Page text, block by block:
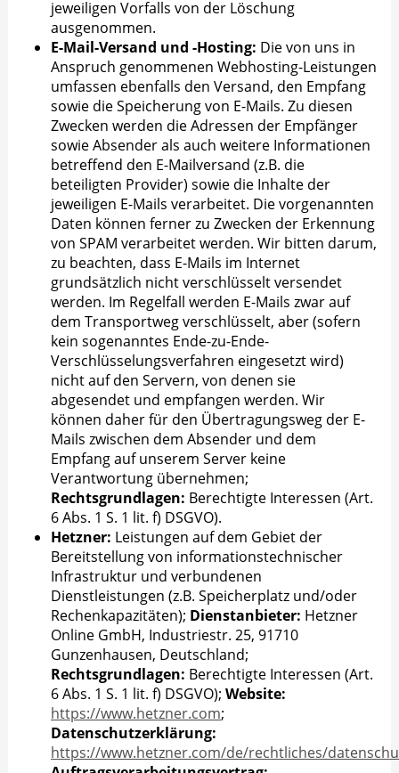
jeweiligen Vorfalls von der Löschung
ausgenommen.
E-Mail-Versand und -Hosting: Die von uns in
Anspruch genommenen Webhosting-Leistungen
umfassen ebenfalls den Versand, den Empfang
sowie die Speicherung von E-Mails. Zu diesen
Zwecken werden die Adressen der Empfänger
sowie Absender als auch weitere Informationen
betreffend den E-Mailversand (z.B. die
beteiligten Provider) sowie die Inhalte der
jeweiligen E-Mails verarbeitet. Die vorgenannten
Daten können ferner zu Zwecken der Erkennung
von SPAM verarbeitet werden. Wir bitten darum,
zu beachten, dass E-Mails im Internet
grundsätzlich nicht verschlüsselt versendet
werden. Im Regelfall werden E-Mails zwar auf
dem Transportweg verschlüsselt, aber (sofern
kein sogenanntes Ende-zu-Ende-
Verschlüsselungsverfahren eingesetzt wird)
nicht auf den Servern, von denen sie
abgesendet und empfangen werden. Wir
können daher für den Übertragungsweg der E-
Mails zwischen dem Absender und dem
Empfang auf unserem Server keine
Verantwortung übernehmen;
Rechtsgrundlagen: Berechtigte Interessen (Art.
6 Abs. 1 S. 1 lit. f) DSGVO).
Hetzner: Leistungen auf dem Gebiet der
Bereitstellung von informationstechnischer
Infrastruktur und verbundenen
Dienstleistungen (z.B. Speicherplatz und/oder
Rechenkapazitäten); Dienstanbieter: Hetzner
Online GmbH, Industriestr. 25, 91710
Gunzenhausen, Deutschland;
Rechtsgrundlagen: Berechtigte Interessen (Art.
6 Abs. 1 S. 1 lit. f) DSGVO); Website:
https://www.hetzner.com;
Datenschutzerklärung:
https://www.hetzner.com/de/rechtliches/